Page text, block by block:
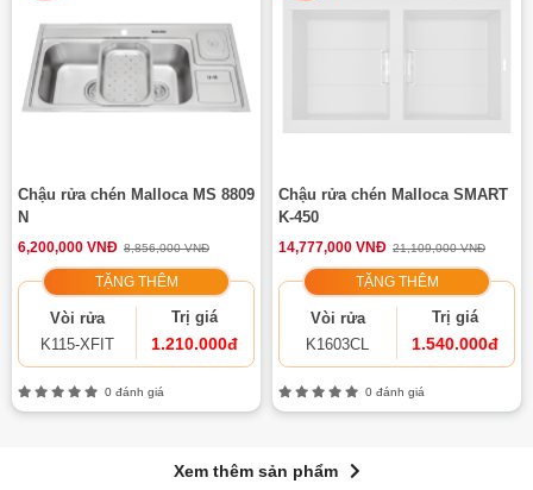
Chậu rửa chén Malloca MS 8809
N
6,200,000 VNĐ 8,856,000 VNĐ
TẶNG THÊM
Vòi rửa
K115-XFIT
Trị giá
1.210.000đ
0 đánh giá
Chậu rửa chén Malloca SMART
K-450
14,777,000 VNĐ 21,109,000 VNĐ
TẶNG THÊM
Vòi rửa
K1603CL
Trị giá
1.540.000đ
0 đánh giá
Xem thêm sản phẩm